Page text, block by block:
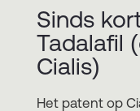
Sinds
Tadalafil
Cialis)
Het patent op